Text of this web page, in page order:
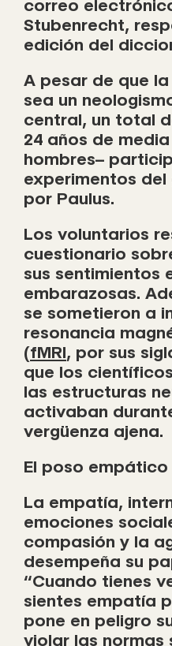
correo
Stubenrecht,
edición del
A pesar de que
sea un
central, un total
24 años de
hombres–
experimentos
por Paulus.
Los voluntarios
cuestionario
sus sentimientos
embarazosas.
se sometieron a
resonancia
(fMRI, por sus
que los
las estructuras
activaban
vergüenza ajena.
El poso empático
La empatía,
emociones
compasión y la
desempeña su
“Cuando tienes
sientes empatía
pone en peligro
violar las normas